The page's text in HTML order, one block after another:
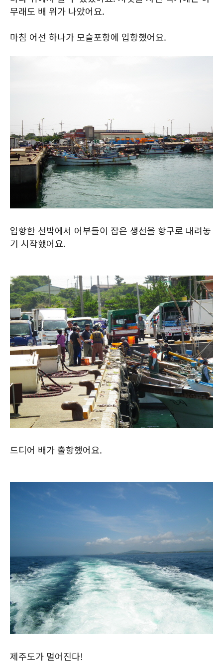
무래도 배 위가 나았어요.
마침 어선 하나가 모슬포항에 입항했어요.
입항한 선박에서 어부들이 잡은 생선을 항구로 내려놓
기 시작했어요.
드디어 배가 출항했어요.
제주도가 멀어진다!